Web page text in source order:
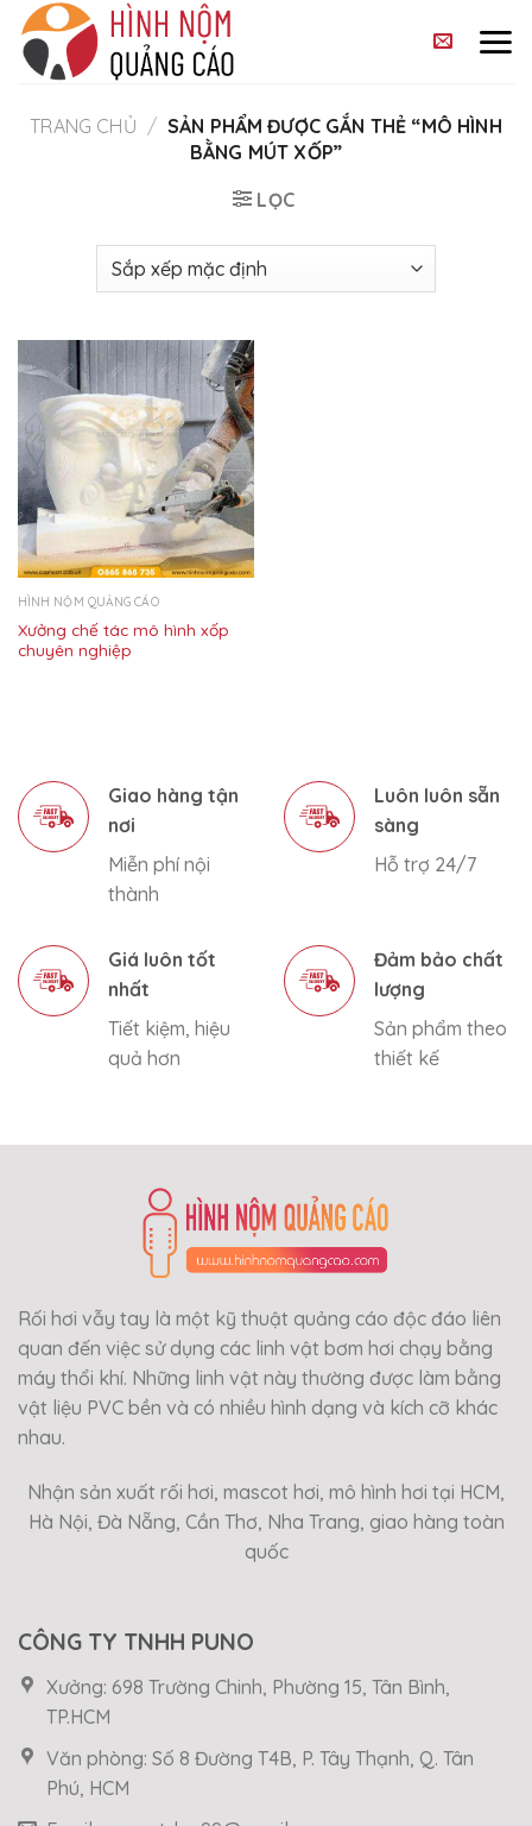
Skip
content
TRANG CHỦ / SẢN PHẨM ĐƯỢC GẮN THẺ “MÔ HÌNH
BẰNG MÚT XỐP”
LỌC
HÌNH NỘM QUẢNG CÁO
Xưởng chế tác mô hình xốp
chuyên nghiệp
Giao hàng tận
nơi
Miễn phí nội
thành
Luôn luôn sẵn
sàng
Hỗ trợ 24/7
Giá luôn tốt
nhất
Tiết kiệm, hiệu
quả hơn
Đảm bảo chất
lượng
Sản phẩm theo
thiết kế
Rối hơi vẫy tay là một kỹ thuật quảng cáo độc đáo liên
quan đến việc sử dụng các linh vật bơm hơi chạy bằng
máy thổi khí. Những linh vật này thường được làm bằng
vật liệu PVC bền và có nhiều hình dạng và kích cỡ khác
nhau.
Nhận sản xuất rối hơi, mascot hơi, mô hình hơi tại HCM,
Hà Nội, Đà Nẵng, Cần Thơ, Nha Trang, giao hàng toàn
quốc
CÔNG TY TNHH PUNO
Xưởng: 698 Trường Chinh, Phường 15, Tân Bình,
TP.HCM
Văn phòng: Số 8 Đường T4B, P. Tây Thạnh, Q. Tân
Phú, HCM